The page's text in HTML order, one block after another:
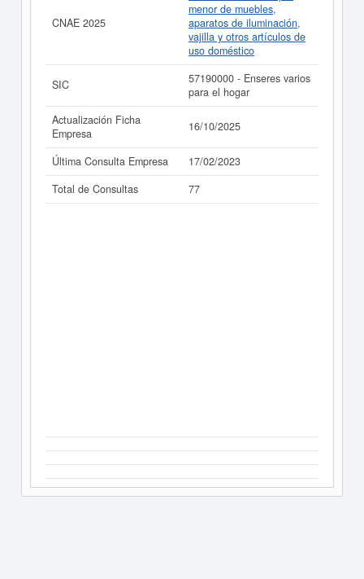
CNAE 2025
menor de muebles,
aparatos de iluminación,
vajilla y otros artículos de
uso doméstico
SIC
57190000 - Enseres varios
para el hogar
Actualización Ficha
Empresa
16/10/2025
Última Consulta Empresa
17/02/2023
Total de Consultas
77